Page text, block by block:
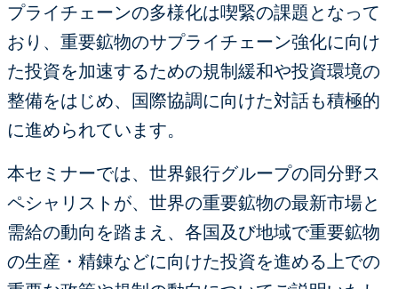
プライチェーンの多様化は喫緊の課題となって
おり、重要鉱物のサプライチェーン強化に向け
た投資を加速するための規制緩和や投資環境の
整備をはじめ、国際協調に向けた対話も積極的
に進められています。
本セミナーでは、世界銀行グループの同分野ス
ペシャリストが、世界の重要鉱物の最新市場と
需給の動向を踏まえ、各国及び地域で重要鉱物
の生産・精錬などに向けた投資を進める上での